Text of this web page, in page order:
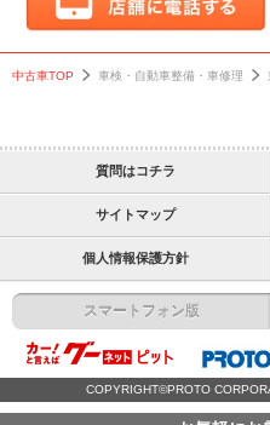
中古車TOP 車検・自動車整備・車修理
質問はコチラ
サイトマップ
個人情報保護方針
スマートフォン版
COPYRIGHT©PROTO